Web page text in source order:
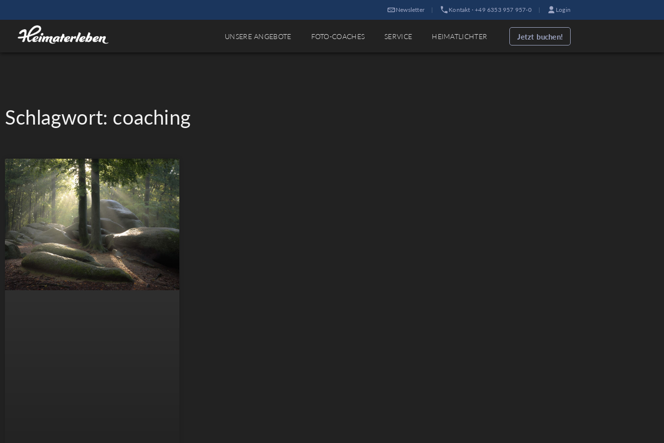
Newsletter | Kontakt · +49 6353 957 957-0 | Login
UNSERE ANGEBOTE FOTO-COACHES SERVICE HEIMATLICHTER Jetzt buchen!
Schlagwort: coaching